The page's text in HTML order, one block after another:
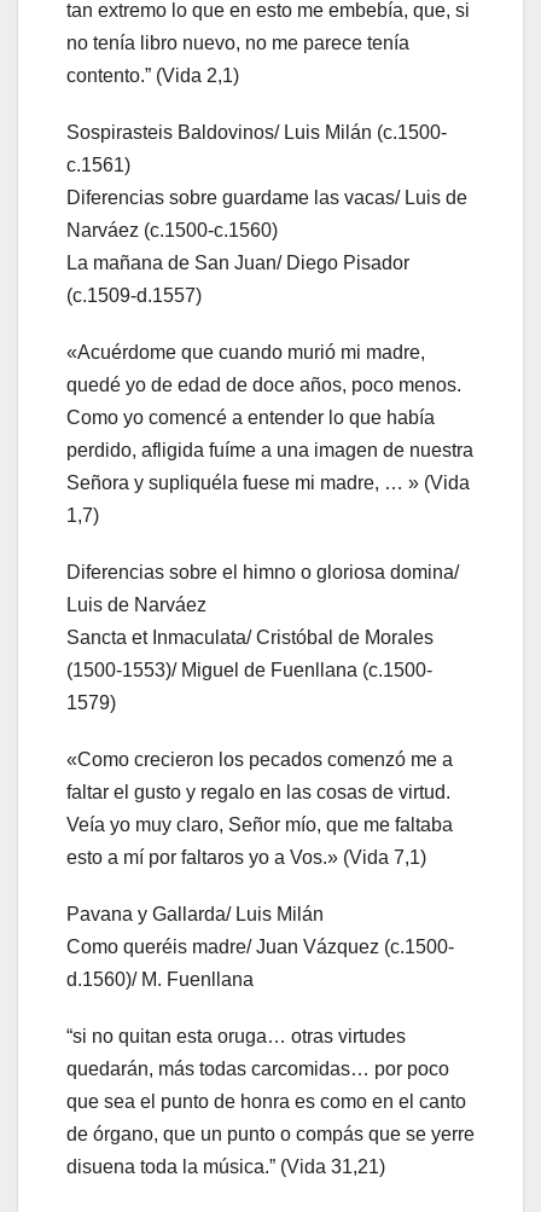
tan extremo lo que en esto me embebía, que, si
no tenía libro nuevo, no me parece tenía
contento.” (Vida 2,1)
Sospirasteis Baldovinos/ Luis Milán (c.1500-
c.1561)
Diferencias sobre guardame las vacas/ Luis de
Narváez (c.1500-c.1560)
La mañana de San Juan/ Diego Pisador
(c.1509-d.1557)
«Acuérdome que cuando murió mi madre,
quedé yo de edad de doce años, poco menos.
Como yo comencé a entender lo que había
perdido, afligida fuíme a una imagen de nuestra
Señora y supliquéla fuese mi madre, … » (Vida
1,7)
Diferencias sobre el himno o gloriosa domina/
Luis de Narváez
Sancta et Inmaculata/ Cristóbal de Morales
(1500-1553)/ Miguel de Fuenllana (c.1500-
1579)
«Como crecieron los pecados comenzó me a
faltar el gusto y regalo en las cosas de virtud.
Veía yo muy claro, Señor mío, que me faltaba
esto a mí por faltaros yo a Vos.» (Vida 7,1)
Pavana y Gallarda/ Luis Milán
Como queréis madre/ Juan Vázquez (c.1500-
d.1560)/ M. Fuenllana
“si no quitan esta oruga… otras virtudes
quedarán, más todas carcomidas… por poco
que sea el punto de honra es como en el canto
de órgano, que un punto o compás que se yerre
disuena toda la música.” (Vida 31,21)